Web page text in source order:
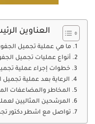
العناوين
ما هي عملية تجميل
أنواع عمليات تجميل
خطوات إجراء عملية
الرعاية بعد عملية تجميل
المخاطر والمضاعفات
المرشحين المثاليين
تواصل مع اشطر دكتور